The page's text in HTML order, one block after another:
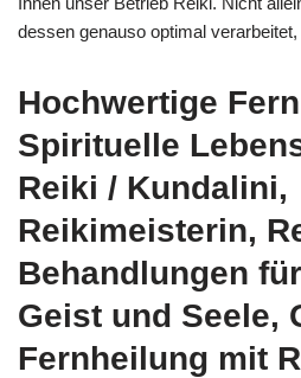
dessen genauso optimal
Hochwertige
Spirituelle
Reiki / Kundalini,
Reikimeisterin,
Behandlungen
Geist und Seele,
Fernheilung mit